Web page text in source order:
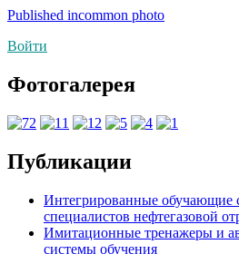
Навигация
по
Published incommon photo
Войти
Фотогалерея
Публикации
Интегрированные обучающие
специалистов нефтегазовой
Имитационные тренажеры и
системы обучения